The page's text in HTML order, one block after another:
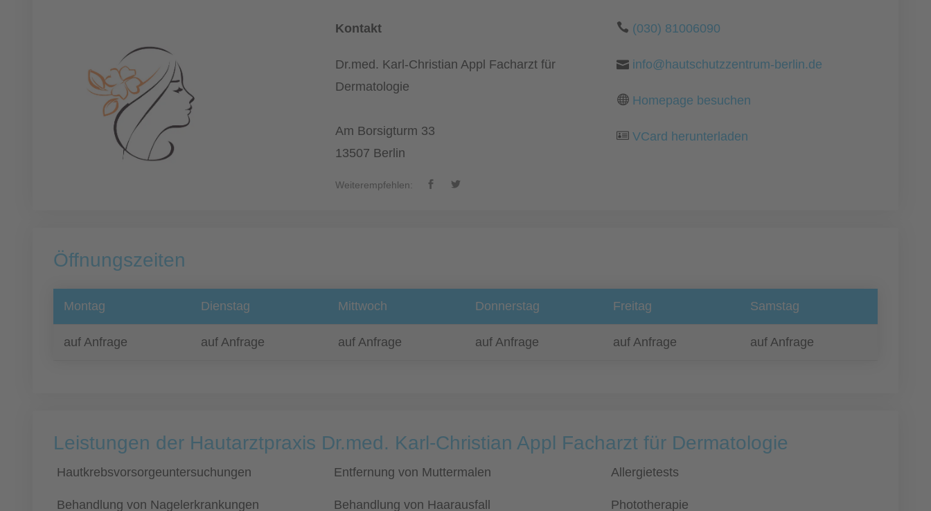
Kontakt
Dr.med. Karl-Christian Appl Facharzt für
Dermatologie
Am Borsigturm 33
13507 Berlin
Weiterempfehlen:
(030) 81006090
info@hautschutzzentrum-berlin.de
Homepage besuchen
VCard herunterladen
Öffnungszeiten
Montag Dienstag Mittwoch Donnerstag Freitag Samstag
auf Anfrage auf Anfrage auf Anfrage auf Anfrage auf Anfrage auf Anfrage
Leistungen der Hautarztpraxis Dr.med. Karl-Christian Appl Facharzt für Dermatologie
Hautkrebsvorsorgeuntersuchungen Entfernung von Muttermalen Allergietests
Behandlung von Nagelerkrankungen Behandlung von Haarausfall Phototherapie